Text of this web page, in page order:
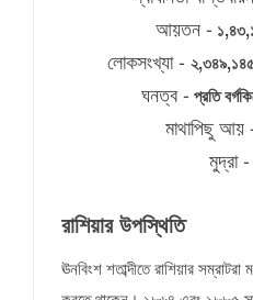
আয়তন -
লোকসংখ্যা -
ঘনত্ব - প্রতি
মাথাপিছু আয়
মুদ্রা -
রাশিয়ার উপস্থিতি
ঊনবিংশ শতাব্দীতে রাশিয়ার